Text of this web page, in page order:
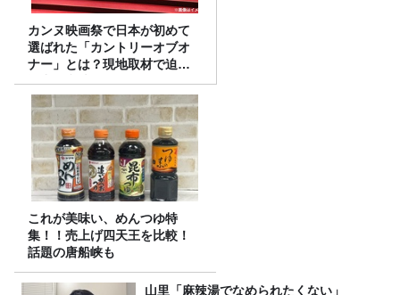
カンヌ映画祭で日本が初めて
選ばれた「カントリーオブオ
ナー」とは？現地取材で迫る
選出の意味
これが美味い、めんつゆ特
集！！売上げ四天王を比較！
話題の唐船峡も
山里「麻辣湯でなめられたくない」